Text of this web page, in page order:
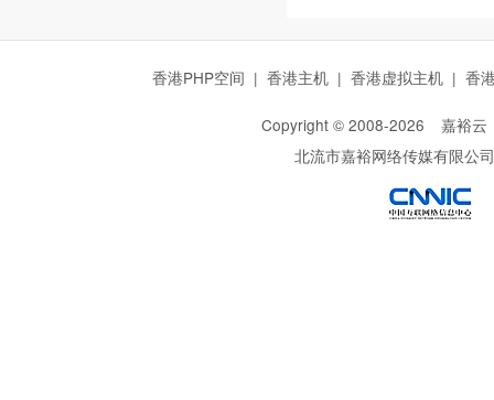
香港PHP空间 | 香港主机 | 香港虚拟主机 | 香
Copyright © 2008-2026 嘉裕云
北流市嘉裕网络传媒有限公司